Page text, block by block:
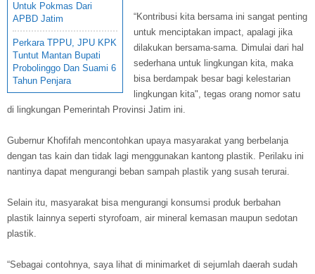
Untuk Pokmas Dari
APBD Jatim
Perkara TPPU, JPU KPK
Tuntut Mantan Bupati
Probolinggo Dan Suami 6
Tahun Penjara
“Kontribusi kita bersama ini sangat penting
untuk menciptakan impact, apalagi jika
dilakukan bersama-sama. Dimulai dari hal
sederhana untuk lingkungan kita, maka
bisa berdampak besar bagi kelestarian
lingkungan kita", tegas orang nomor satu
di lingkungan Pemerintah Provinsi Jatim ini.
Gubernur Khofifah mencontohkan upaya masyarakat yang berbelanja
dengan tas kain dan tidak lagi menggunakan kantong plastik. Perilaku ini
nantinya dapat mengurangi beban sampah plastik yang susah terurai.
Selain itu, masyarakat bisa mengurangi konsumsi produk berbahan
plastik lainnya seperti styrofoam, air mineral kemasan maupun sedotan
plastik.
“Sebagai contohnya, saya lihat di minimarket di sejumlah daerah sudah